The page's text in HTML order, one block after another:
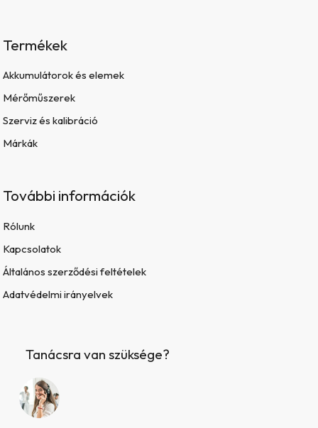
Termékek
Akkumulátorok és elemek
Mérőműszerek
Szerviz és kalibráció
Márkák
További információk
Rólunk
Kapcsolatok
Általános szerződési feltételek
Adatvédelmi irányelvek
Tanácsra van szüksége?